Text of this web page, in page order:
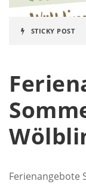
STICKY POST
Ferienangebote